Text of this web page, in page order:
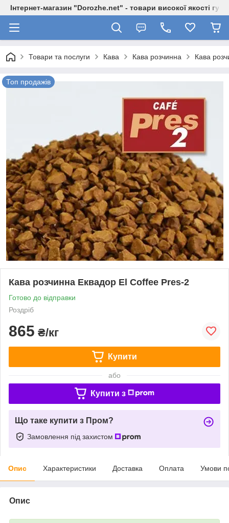
Інтернет-магазин "Dorozhe.net" - товари високої якості
Товари та послуги Кава Кава розчинна Кава
Топ продажів
Кава розчинна Еквадор El Coffee Pres-2
Готово до відправки
Роздріб
865 ₴/кг
Купити
або
Купити з
Що таке купити з Пром?
Замовлення під захистом
Опис Характеристики Доставка Оплата Умови
Опис